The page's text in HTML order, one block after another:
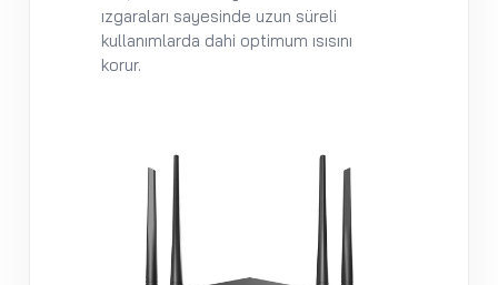
ızgaraları sayesinde uzun süreli
kullanımlarda dahi optimum ısısını
korur.